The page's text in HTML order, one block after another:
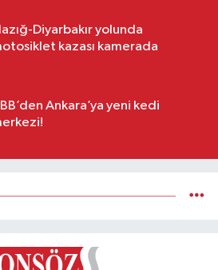
Diyarbakır yolunda
kazası kamerada
Ankara’ya yeni kedi